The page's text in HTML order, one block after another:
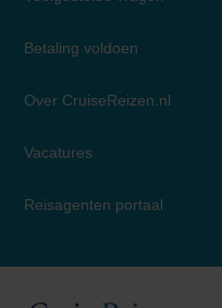
Betaling voldoen
Over CruiseReizen.nl
Vacatures
Reisagenten portaal